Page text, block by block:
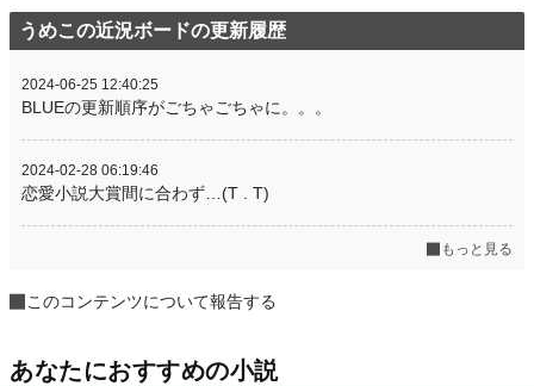
うめこの近況ボードの更新履歴
2024-06-25 12:40:25
BLUEの更新順序がごちゃごちゃに。。。
2024-02-28 06:19:46
恋愛小説大賞間に合わず…(T . T)
もっと見る
このコンテンツについて報告する
あなたにおすすめの小説